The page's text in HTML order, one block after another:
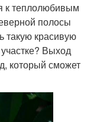
к теплолюбивым
полосы
такую красивую
Выход
который сможет